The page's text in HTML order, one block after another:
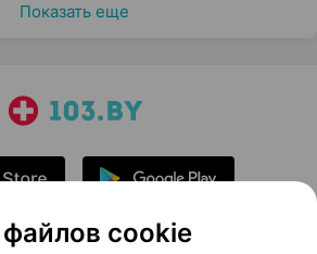
Показать еще
cookie